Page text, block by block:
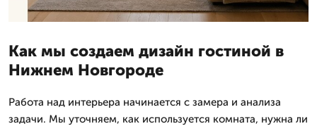
Как мы создаем дизайн гостиной в
Нижнем Новгороде
Работа над интерьера начинается с замера и анализа
задачи. Мы уточняем, как используется комната, нужна ли